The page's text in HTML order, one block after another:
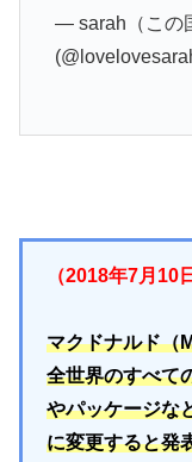
— sarah（この
（2018年7月10
マクドナルド（
全世界のすべて
やパッケージな
に変更すると発